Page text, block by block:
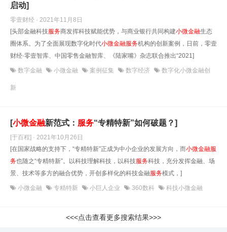
启动]
零壹财经 · 2021年11月8日
[头部金融科技服务商发挥科技赋能优势，与商业银行共同构建小微金融生态
圈体系。为了全面展现数字化时代小微金融服务机构的创新案例，日前，零壹
财经·零壹智库、中国零售金融智库、《陆家嘴》杂志联合推出“2021]
数字金融 小微金融 案例征集 数字经济 数字化小微金融创
新
[小微金融新范式： 服务“专精特新”如何破题？]
[于百程] · 2021年10月26日
[在国家战略的支持下，“专精特新”正成为中小企业的发展方向，而小微金融服
务也随之“专精特新”。以科技理解科技，以科技服务科技，充分发挥金融、场
景、技术等多方的融合优势，开创多样化的科技金融服务模式，]
小微金融 专精特新 小巨人企业 360数科 科技小微金融
<<<点击查看更多搜索结果>>>